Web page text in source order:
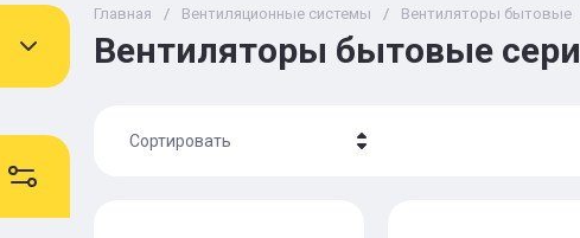
Главная / Вентиляционные системы / Вентиляторы бытовые
Вентиляторы бытовые
Сортировать